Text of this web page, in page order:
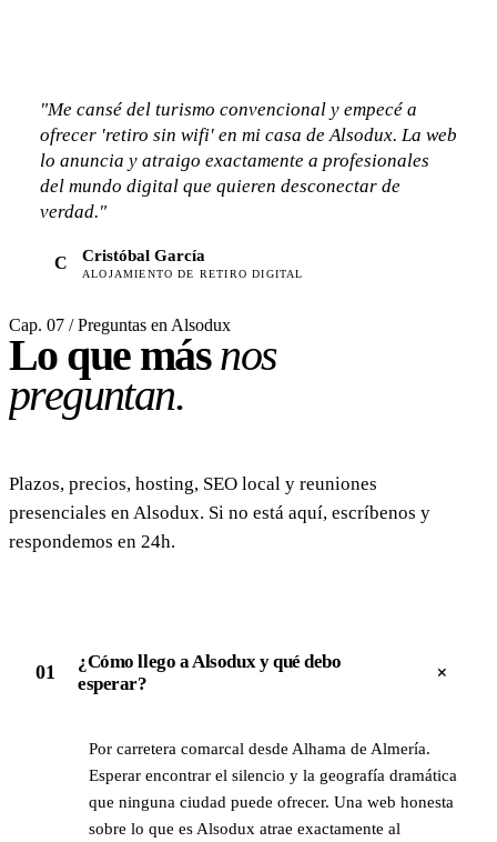
"Me cansé del turismo convencional y empecé a
ofrecer 'retiro sin wifi' en mi casa de Alsodux. La web
lo anuncia y atraigo exactamente a profesionales
del mundo digital que quieren desconectar de
verdad."
C Cristóbal García
ALOJAMIENTO DE RETIRO DIGITAL
Cap. 07 / Preguntas en Alsodux
Lo que másnos
preguntan.
Plazos, precios, hosting, SEO local y reuniones
presenciales en Alsodux. Si no está aquí, escríbenos y
respondemos en 24h.
01
¿Cómo llego a Alsodux y qué debo
esperar?
+
Por carretera comarcal desde Alhama de Almería.
Esperar encontrar el silencio y la geografía dramática
que ninguna ciudad puede ofrecer. Una web honesta
sobre lo que es Alsodux atrae exactamente al